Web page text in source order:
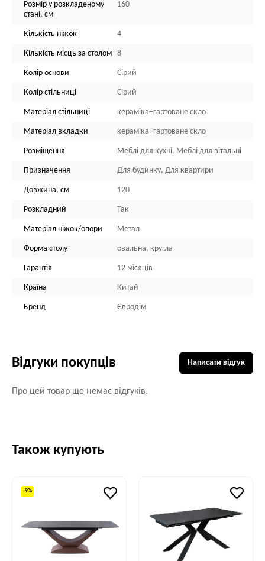
Розмір у розкладеному
стані, см
160
Кількість ніжок 4
Кількість місць за столом 8
Колір основи Сірий
Колір стільниці Сірий
Матеріал стільниці кераміка+гартоване скло
Матеріал вкладки кераміка+гартоване скло
Розміщення Меблі для кухні, Меблі для вітальні
Призначення Для будинку, Для квартири
Довжина, см 120
Розкладний Так
Матеріал ніжок/опори Метал
Форма столу овальна, кругла
Гарантія 12 місяців
Країна Китай
Бренд Євродім
Відгуки покупців
Про цей товар ще немає відгуків.
Написати відгук
Також купують
-9%